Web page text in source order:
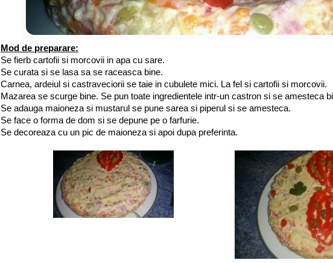
Mod de preparare:
Se fierb cartofii si morcovii in apa cu sare.
Se curata si se lasa sa se raceasca bine.
Carnea, ardeiul si castraveciorii se taie in cubulete mici. La fel si cartofii si morcovii.
Mazarea se scurge bine. Se pun toate ingredientele intr-un castron si se amesteca
Se adauga maioneza si mustarul se pune sarea si piperul si se amesteca.
Se face o forma de dom si se depune pe o farfurie.
Se decoreaza cu un pic de maioneza si apoi dupa preferinta.